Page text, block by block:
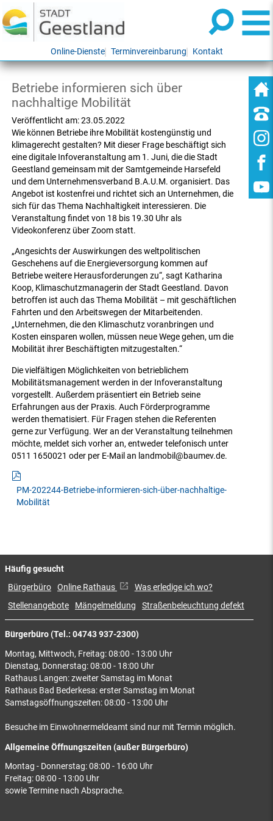
Online-Dienste Terminvereinbarung Kontakt
Betriebe informieren sich über
nachhaltige Mobilität
Veröffentlicht am:23.05.2022
Wie können Betriebe ihre Mobilität kostengünstig und
klimagerecht gestalten? Mit dieser Frage beschäftigt sich
eine digitale Infoveranstaltung am 1. Juni, die die Stadt
Geestland gemeinsam mit der Samtgemeinde Harsefeld
und dem Unternehmensverband B.A.U.M. organisiert. Das
Angebot ist kostenfrei und richtet sich an Unternehmen, die
sich für das Thema Nachhaltigkeit interessieren. Die
Veranstaltung findet von 18 bis 19.30 Uhr als
Videokonferenz über Zoom statt.
„Angesichts der Auswirkungen des weltpolitischen
Geschehens auf die Energieversorgung kommen auf
Betriebe weitere Herausforderungen zu“, sagt Katharina
Koop, Klimaschutzmanagerin der Stadt Geestland. Davon
betroffen ist auch das Thema Mobilität – mit geschäftlichen
Fahrten und den Arbeitswegen der Mitarbeitenden.
„Unternehmen, die den Klimaschutz voranbringen und
Kosten einsparen wollen, müssen neue Wege gehen, um die
Mobilität ihrer Beschäftigten mitzugestalten.“
Die vielfältigen Möglichkeiten von betrieblichem
Mobilitätsmanagement werden in der Infoveranstaltung
vorgestellt. Außerdem präsentiert ein Betrieb seine
Erfahrungen aus der Praxis. Auch Förderprogramme
werden thematisiert. Für Fragen stehen die Referenten
gerne zur Verfügung. Wer an der Veranstaltung teilnehmen
möchte, meldet sich vorher an, entweder telefonisch unter
0511 1650021 oder per E-Mail an landmobil@baumev.de.
PM-202244-Betriebe-informieren-sich-über-nachhaltige-
Mobilität
Bürgerbüro (Tel.: 04743 937-2300)
Montag, Mittwoch, Freitag: 08:00 - 13:00 Uhr
Dienstag, Donnerstag: 08:00 - 18:00 Uhr
Rathaus Langen: zweiter Samstag im Monat
Rathaus Bad Bederkesa: erster Samstag im Monat
Samstagsöffnungszeiten: 08:00 - 13:00 Uhr
Besuche im Einwohnermeldeamt sind nur mit Termin möglich.
Allgemeine Öffnungszeiten (außer Bürgerbüro)
Montag - Donnerstag: 08:00 - 16:00 Uhr
Freitag: 08:00 - 13:00 Uhr
sowie Termine nach Absprache.
Häufig gesucht
Bürgerbüro Online Rathaus
Was erledige ich wo?
Stellenangebote
Mängelmeldung Straßenbeleuchtung defekt